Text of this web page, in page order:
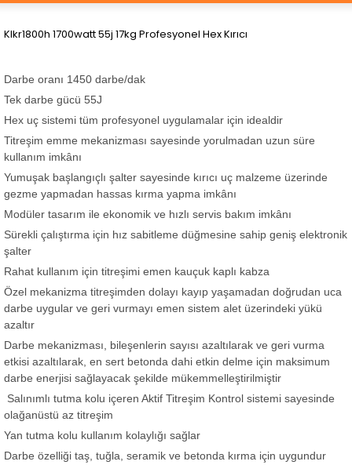
Klkr1800h 1700watt 55j 17kg Profesyonel Hex Kırıcı
Darbe oranı 1450 darbe/dak
Tek darbe gücü 55J
Hex uç sistemi tüm profesyonel uygulamalar için idealdir
Titreşim emme mekanizması sayesinde yorulmadan uzun süre
kullanım imkânı
Yumuşak başlangıçlı şalter sayesinde kırıcı uç malzeme üzerinde
gezme yapmadan hassas kırma yapma imkânı
Modüler tasarım ile ekonomik ve hızlı servis bakım imkânı
Sürekli çalıştırma için hız sabitleme düğmesine sahip geniş elektronik
şalter
Rahat kullanım için titreşimi emen kauçuk kaplı kabza
Özel mekanizma titreşimden dolayı kayıp yaşamadan doğrudan uca
darbe uygular ve geri vurmayı emen sistem alet üzerindeki yükü
azaltır
Darbe mekanizması, bileşenlerin sayısı azaltılarak ve geri vurma
etkisi azaltılarak, en sert betonda dahi etkin delme için maksimum
darbe enerjisi sağlayacak şekilde mükemmelleştirilmiştir
Salınımlı tutma kolu içeren Aktif Titreşim Kontrol sistemi sayesinde
olağanüstü az titreşim
Yan tutma kolu kullanım kolaylığı sağlar
Darbe özelliği taş, tuğla, seramik ve betonda kırma için uygundur